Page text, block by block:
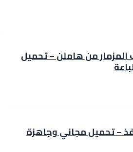
من هاملن – تحميل
– تحميل مجاني وجاهزة